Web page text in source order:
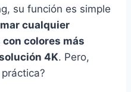
su función es simple
cualquier
colores más
4K. Pero,